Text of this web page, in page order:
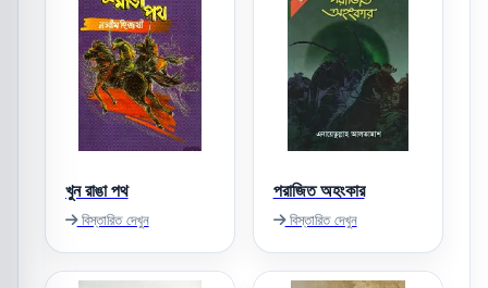
খুন রাঙা পথ
বিস্তারিত দেখুন
পরাজিত অহংকার
বিস্তারিত দেখুন